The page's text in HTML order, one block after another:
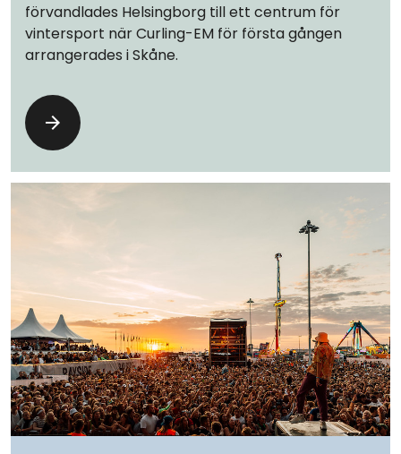
förvandlades Helsingborg till ett centrum för
vintersport när Curling-EM för första gången
arrangerades i Skåne.